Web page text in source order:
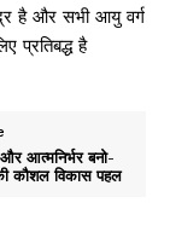
है और सभी आयु वर्ग
प्रतिबद्ध है
आत्मनिर्भर बनो-
कौशल विकास पहल